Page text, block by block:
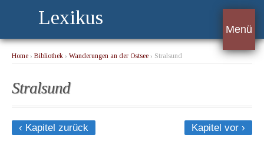
Lexikus
Menü
Home › Bibliothek › Wanderungen an der Ostsee › Stralsund
Stralsund
‹ Kapitel zurück Kapitel vor ›